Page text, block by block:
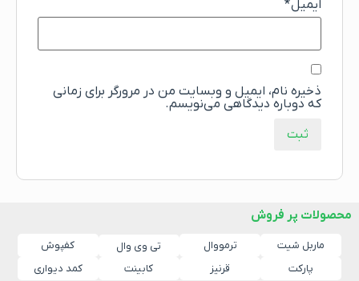
ایمیل*
ذخیره نام، ایمیل و وبسایت من در مرورگر برای زمانی
که دوباره دیدگاهی می‌نویسم.
محصولات پر فروش
ماربل شیت ترمووال تی وی وال
کفپوش
پارکت
قرنیز کابینت کمد دیواری